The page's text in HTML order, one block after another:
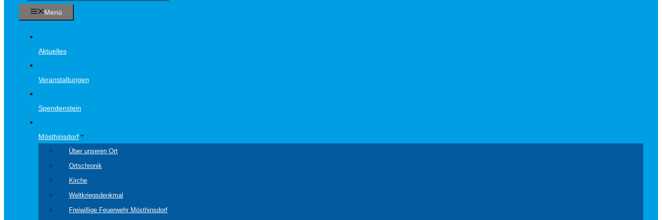
Menü
Aktuelles
Veranstaltungen
Spendenstein
Mösthinsdorf
Über unseren Ort
Ortschronik
Kirche
Weltkriegsdenkmal
Freiwillige Feuerwehr Mösthinsdorf